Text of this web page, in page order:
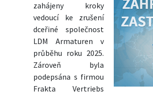
zahájeny kroky
vedoucí ke zrušení
dceřiné společnost
LDM Armaturen v
průběhu roku 2025.
Zároveň byla
podepsána s firmou
Frakta Vertriebs